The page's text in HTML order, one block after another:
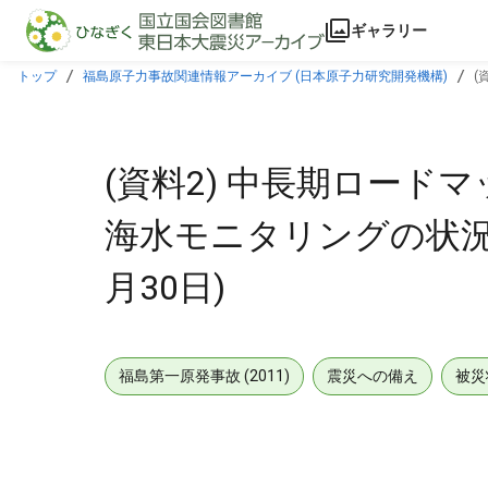
本文に飛ぶ
ギャラリー
トップ 福島原子力事故関連情報アーカイブ (日本原子力研究開発機構) (
(資料2) 中長期ロードマ
海水モニタリングの状
月30日)
福島第一原発事故 (2011) 震災への備え 被災